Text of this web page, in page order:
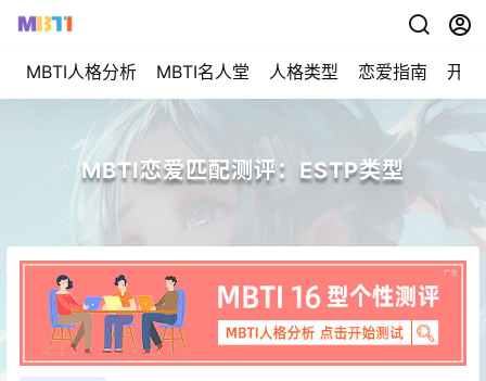
MBTI人格分析 MBTI名人堂 人格类型 恋爱指南 开始
MBTI恋爱匹配测评：ESTP类型